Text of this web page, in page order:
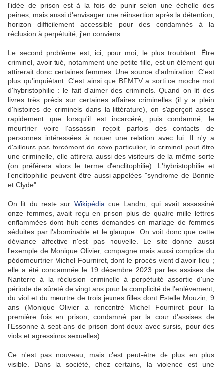
l'idée de prison est à la fois de punir selon une échelle des
peines, mais aussi d'envisager une réinsertion après la détention,
horizon difficilement accessible pour des condamnés à la
réclusion à perpétuité, j'en conviens.
Le second problème est, ici, pour moi, le plus troublant. Être
criminel, avoir tué, notamment une petite fille, est un élément qui
attirerait donc certaines femmes. Une source d'admiration. C'est
plus qu'inquiétant. C'est ainsi que BFMTV a sorti ce moche mot
d'hybristophilie : le fait d'aimer des criminels. Quand on lit des
livres très précis sur certaines affaires criminelles (il y a plein
d'histoires de criminels dans la littérature), on s'aperçoit assez
rapidement que lorsqu'il est incarcéré, puis condamné, le
meurtrier voire l'assassin reçoit parfois des contacts de
personnes intéressées à nouer une relation avec lui. Il n'y a
d'ailleurs pas forcément de sexe particulier, le criminel peut être
une criminelle, elle attirera aussi des visiteurs de la même sorte
(on préférera alors le terme d'enclitophilie). L'hybristophilie et
l'enclitophilie peuvent être aussi appelées "syndrome de Bonnie
et Clyde".
On lit du reste sur Wikipédia que Landru, qui avait assassiné
onze femmes, avait reçu en prison plus de quatre mille lettres
enflammées dont huit cents demandes en mariage de femmes
séduites par l'abominable et le glauque. On voit donc que cette
déviance affective n'est pas nouvelle. Le site donne aussi
l'exemple de Monique Olivier, compagne mais aussi complice du
pédomeurtrier Michel Fourniret, dont le procès vient d'avoir lieu ;
elle a été condamnée le 19 décembre 2023 par les assises de
Nanterre à la réclusion criminelle à perpétuité assortie d'une
période de sûreté de vingt ans pour la complicité de l'enlèvement,
du viol et du meurtre de trois jeunes filles dont Estelle Mouzin, 9
ans (Monique Olivier a rencontré Michel Fourniret pour la
première fois en prison, condamné par la cour d'assises de
l'Essonne à sept ans de prison dont deux avec sursis, pour des
viols et agressions sexuelles).
Ce n'est pas nouveau, mais c'est peut-être de plus en plus
visible. Dans la société, chez certains, la violence est une